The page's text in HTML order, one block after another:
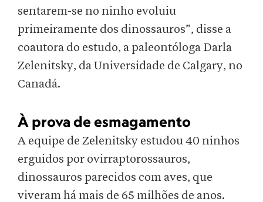
sentarem-se no ninho evoluiu
primeiramente dos dinossauros”, disse a
coautora do estudo, a paleontóloga Darla
Zelenitsky, da Universidade de Calgary, no
Canadá.
À prova de esmagamento
A equipe de Zelenitsky estudou 40 ninhos
erguidos por ovirraptorossauros,
dinossauros parecidos com aves, que
viveram há mais de 65 milhões de anos.